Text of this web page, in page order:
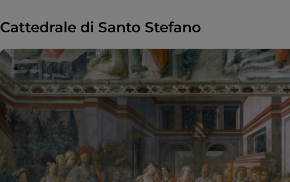
Cattedrale di Santo Stefano